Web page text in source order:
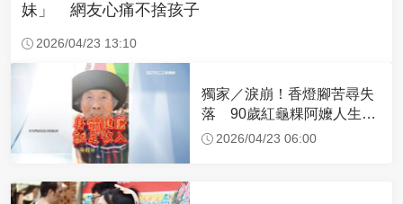
妹」 網友心痛不捨孩子
2026/04/23 13:10
獨家／淚崩！香燈腳苦尋失
落 90歲紅龜粿阿嬤人生謝
幕2026/04/23 06:00